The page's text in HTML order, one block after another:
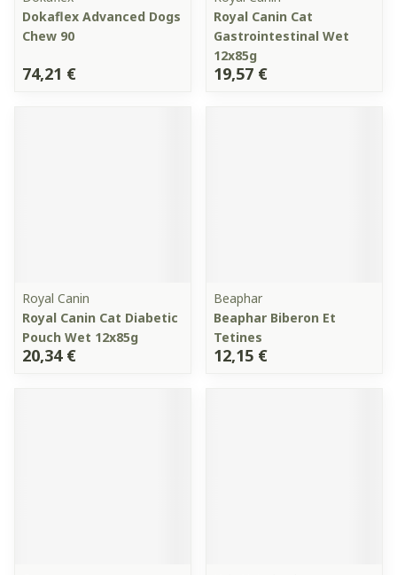
Dokaflex Advanced Dogs
Chew 90
74,21 €
Royal Canin Cat
Gastrointestinal Wet
12x85g
19,57 €
Royal Canin
Royal Canin Cat Diabetic
Pouch Wet 12x85g
20,34 €
Beaphar
Beaphar Biberon Et
Tetines
12,15 €